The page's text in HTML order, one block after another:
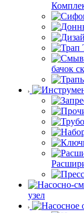
бачок
узел